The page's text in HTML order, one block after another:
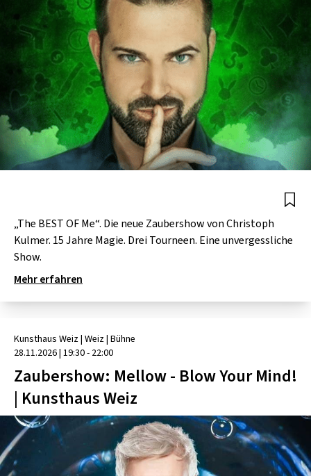
„The BEST OF Me“. Die neue Zaubershow von Christoph
Kulmer. 15 Jahre Magie. Drei Tourneen. Eine unvergessliche
Show.
Mehr erfahren
Kunsthaus Weiz| Weiz| Bühne
28.11.2026| 19:30 - 22:00
Zaubershow: Mellow - Blow Your Mind!
| Kunsthaus Weiz